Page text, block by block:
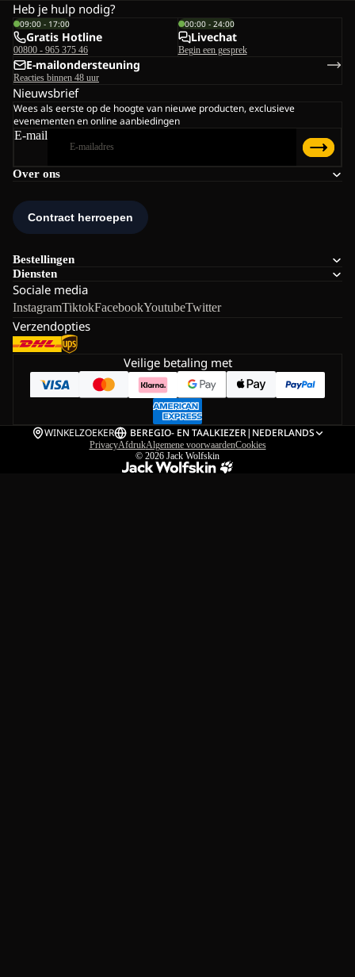
Over ons
Bestellingen
Diensten
Sociale media
InstagramTiktokFacebookYoutubeTwitter
Verzendopties
Heb je hulp nodig?
09:00 - 17:00
Gratis Hotline
00800 - 965 375 46
00:00 - 24:00
Livechat
Begin een gesprek
E-mailondersteuning
Reacties binnen 48 uur
Nieuwsbrief
Wees als eerste op de hoogte van nieuwe producten, exclusieve
evenementen en online aanbiedingen
E-mail
Veilige betaling met
WINKELZOEKER BEREGIO- EN TAALKIEZER| NEDERLANDS
PrivacyAfdrukAlgemene voorwaardenCookies
© 2026 Jack Wolfskin